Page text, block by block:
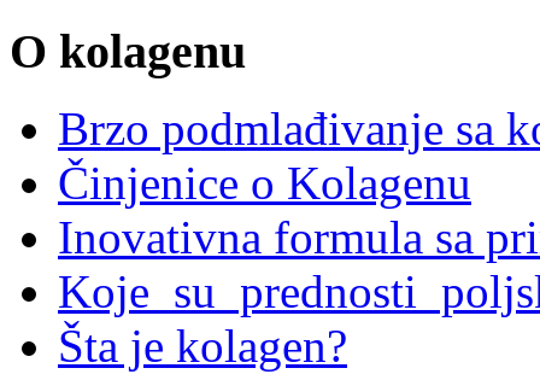
O kolagenu
Brzo podmlađivanje sa
Činjenice o Kolagenu
Inovativna formula sa
Koje su prednosti
Šta je kolagen?